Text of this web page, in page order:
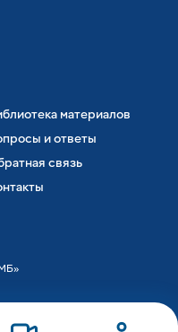
материалов
и ответы
связь